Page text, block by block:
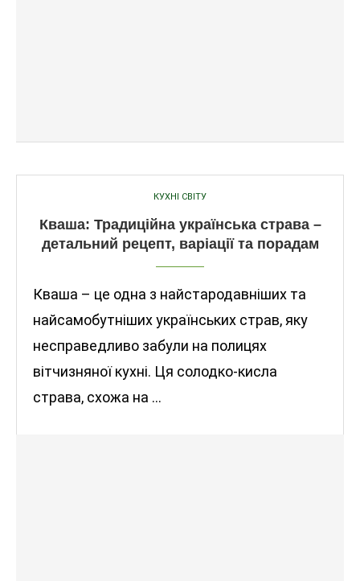
КУХНІ СВІТУ
Кваша: Традиційна українська страва –
детальний рецепт, варіації та порадам
Кваша – це одна з найстародавніших та
найсамобутніших українських страв, яку
несправедливо забули на полицях
вітчизняної кухні. Ця солодко-кисла
страва, схожа на …